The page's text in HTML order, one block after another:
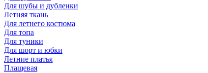
Для шубы и дубленки
Летняя ткань
Для летнего костюма
Для топа
Для туники
Для шорт и юбки
Летние платья
Плащевая